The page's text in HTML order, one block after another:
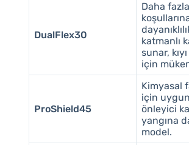
DualFlex30
Daha
katmanlı
sunar,
için
ProShield45
Kimyasal
için
önleyici
yangına
model.